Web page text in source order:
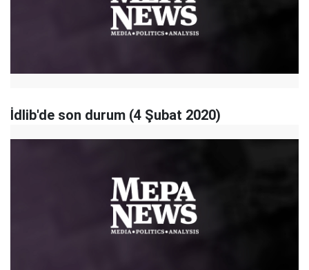
İdlib'de son durum (4 Şubat 2020)